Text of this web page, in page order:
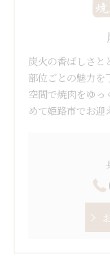
炭火の香ばしさと
部位ごとの魅力を
空間で焼肉をゆっ
めて姫路市でお迎